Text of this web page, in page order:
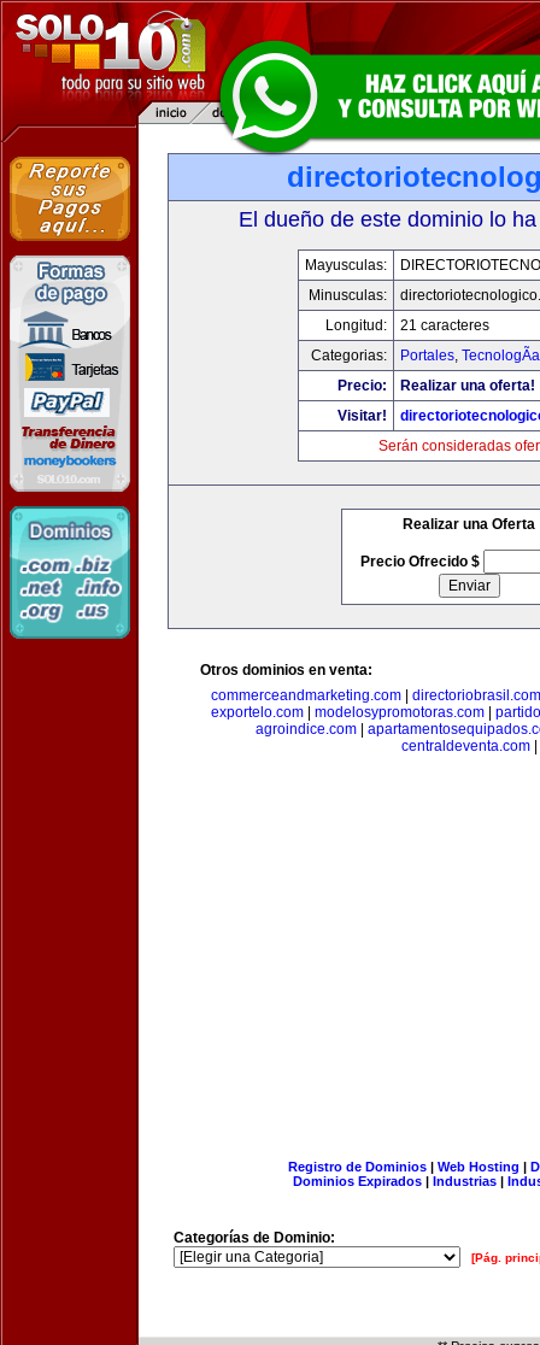
El dueño de este dominio lo
Mayusculas:
Minusculas:
Longitud:
21 caracteres
Categorias:
Portales, TecnologÃ­a
Precio:
Realizar una oferta!
Visitar!
Serán consideradas
Realizar una Oferta
Precio Ofrecido $
Otros dominios en venta:
commerceandmarketing.com| directoriobrasil.com
exportelo.com
modelosypromotoras.com
agroindice.com
centraldeventa.com|
Registro de Dominios| Web Hosting |
Dominios Expirados | Industrias |
Categorías de Dominio:
[Pág.